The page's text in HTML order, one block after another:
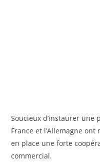
Soucieux d’instaurer
France et l’Allemagne
en place une forte
commercial.